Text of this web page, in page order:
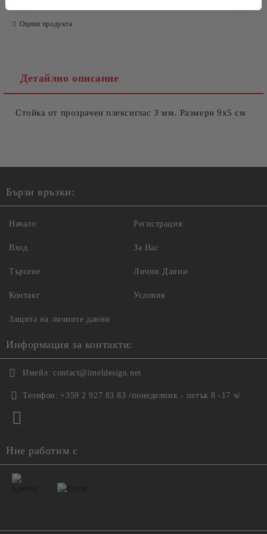
Оцени продукта
Детайлно описание
Стойка от прозрачен плексиглас 3 мм. Размери 9x5 см
Бързи връзки:
Начало
Вход
Търсене
Контакт
Регистрация
За Нас
Лични Данни
Условия
Защита на личните данни
Информация за контакти:
Имейл: contact@imeldesign.net
Телефон: +359 2 927 83 83 /понеделник - петък 8 -17 ч/
Ние работим с